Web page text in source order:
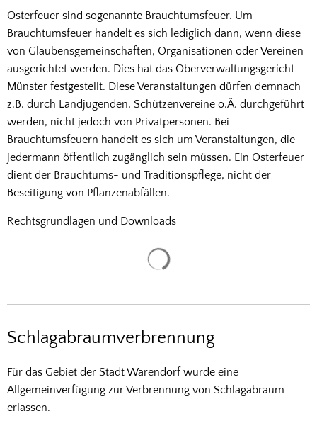
Osterfeuer sind sogenannte Brauchtumsfeuer. Um
Brauchtumsfeuer handelt es sich lediglich dann, wenn diese
von Glaubensgemeinschaften, Organisationen oder Vereinen
ausgerichtet werden. Dies hat das Oberverwaltungsgericht
Münster festgestellt. Diese Veranstaltungen dürfen demnach
z.B. durch Landjugenden, Schützenvereine o.Ä. durchgeführt
werden, nicht jedoch von Privatpersonen. Bei
Brauchtumsfeuern handelt es sich um Veranstaltungen, die
jedermann öffentlich zugänglich sein müssen. Ein Osterfeuer
dient der Brauchtums- und Traditionspflege, nicht der
Beseitigung von Pflanzenabfällen.
Rechtsgrundlagen und Downloads
Schlagabraumverbrennung
Für das Gebiet der Stadt Warendorf wurde eine
Allgemeinverfügung zur Verbrennung von Schlagabraum
erlassen.